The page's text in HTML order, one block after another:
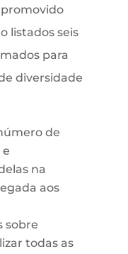
listados seis
para
diversidade
de
na
aos
sobre
todas as